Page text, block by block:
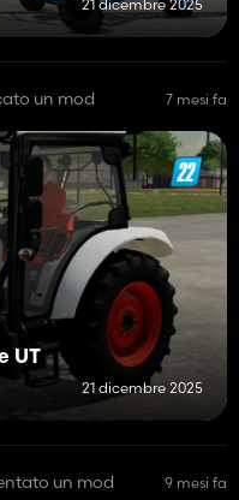
21 dicembre 2025
un mod 7 mesi fa
UT
21 dicembre 2025
un mod 9 mesi fa